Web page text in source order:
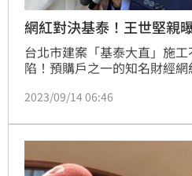
網紅對決基泰！王世堅親
台北市建案「基泰大直」施
陷！預購戶之一的知名財經
及權益事宜，崴爺表示，「基
(10/14)內公布所有處理方式
(陳韋帆)
2023/09/14 06:46